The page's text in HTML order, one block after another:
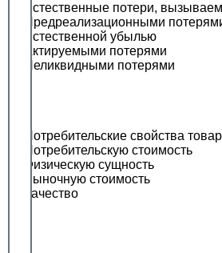
Естественные потери,
Предреализационными
Естественной убылью
Актируемыми потерями
Неликвидными потерями
Потребительские свойства
Потребительскую стоимость
Физическую сущность
Рыночную стоимость
Качество